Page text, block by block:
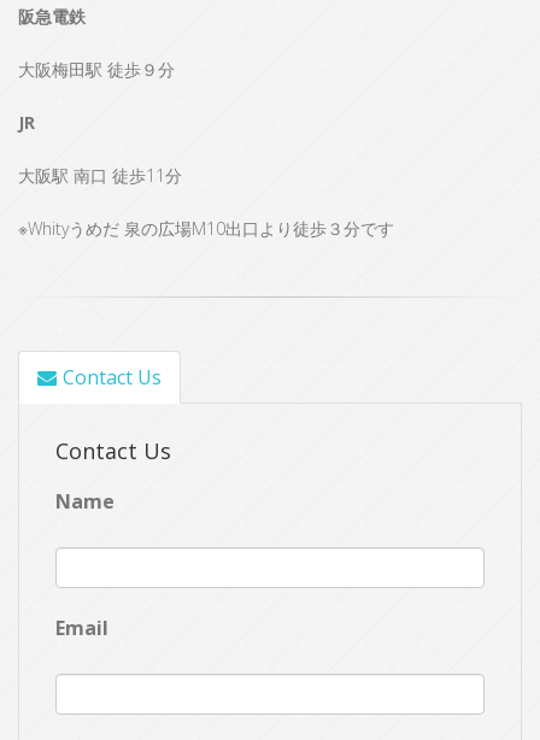
阪急電鉄
大阪梅田駅 徒歩９分
JR
大阪駅 南口 徒歩11分
※Whityうめだ 泉の広場M10出口より徒歩３分です
Contact Us
Contact Us
Name
Email